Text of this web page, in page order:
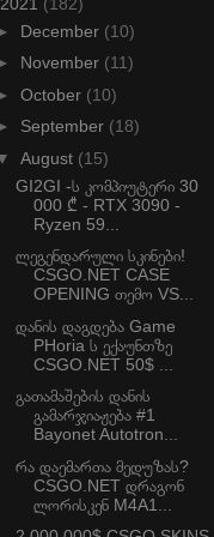
December (10)
November (11)
October (10)
September (18)
August (15)
GI2GI -ს კომპიუტერი 30
000 ₾ - RTX 3090 -
Ryzen 59...
ლეგენდარული სკინები!
CSGO.NET CASE
OPENING თემო VS...
დანის დაგდება Game
PHoria ს ექაუნთზე
CSGO.NET 50$ ...
გათამაშების დანის
გამარჯიაჟება #1
Bayonet Autotron...
რა დაემართა მედუზას?
CSGO.NET დრაგონ
ლორისკენ M4A1...